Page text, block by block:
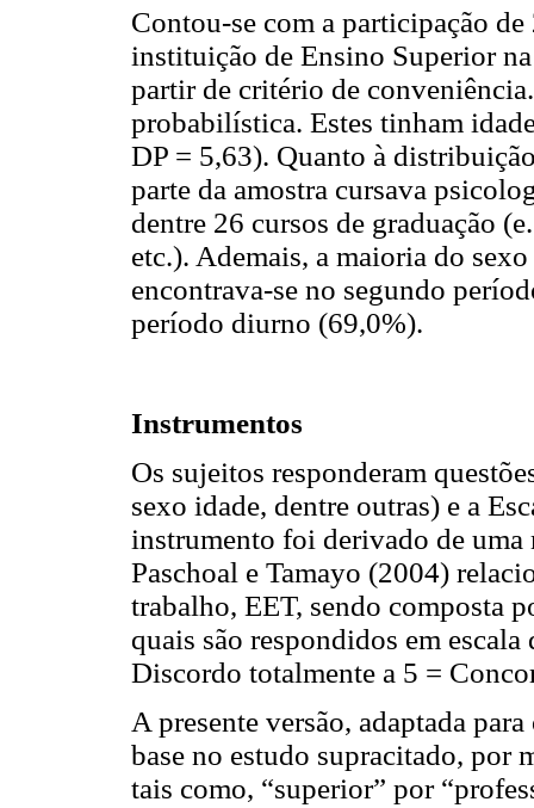
Contou-se com a participação
instituição de Ensino Superior
partir de critério de
probabilística. Estes tinham
DP = 5,63). Quanto à
parte da amostra cursava
dentre 26 cursos de graduação
etc.). Ademais, a maioria do
encontrava-se no segundo
período diurno (69,0%).
Instrumentos
Os sujeitos responderam
sexo idade, dentre outras) e a
instrumento foi derivado de
Paschoal e Tamayo (2004)
trabalho, EET, sendo composta
quais são respondidos em
Discordo totalmente a 5 =
A presente versão, adaptada
base no estudo supracitado, por
tais como, “superior” por